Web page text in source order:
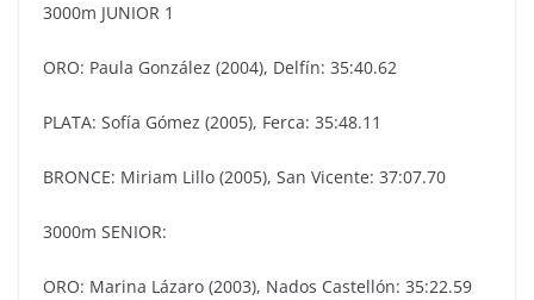
3000m JUNIOR 1
ORO: Paula González (2004), Delfín: 35:40.62
PLATA: Sofía Gómez (2005), Ferca: 35:48.11
BRONCE: Miriam Lillo (2005), San Vicente: 37:07.70
3000m SENIOR:
ORO: Marina Lázaro (2003), Nados Castellón: 35:22.59